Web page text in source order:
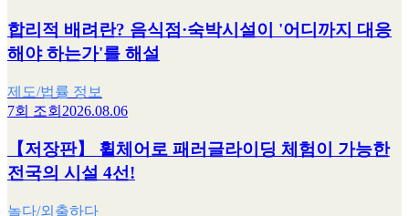
합리적 배려란? 음식점·숙박시설이 '어디까지 대응
해야 하는가'를 해설
제도/법률 정보
7회 조회 2026.08.06
【저장판】 휠체어로 패러글라이딩 체험이 가능한
전국의 시설 4선!
놀다/외출하다